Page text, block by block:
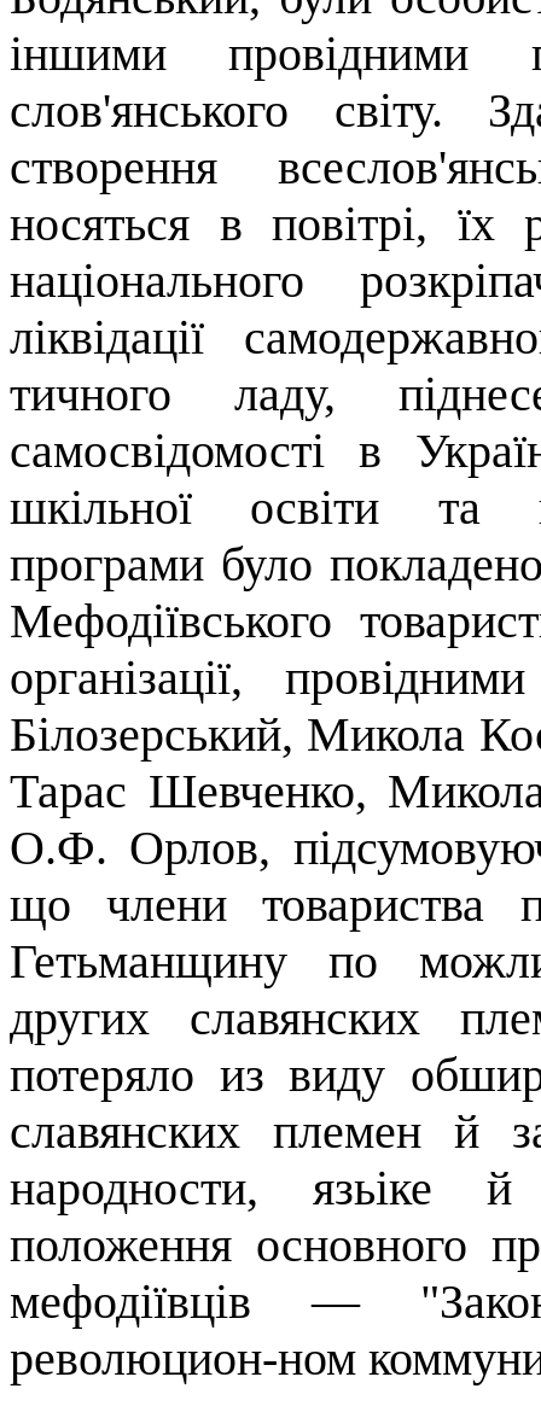
іншими провідними
слов'янського світу.
створення
носяться в повітрі, їх
національного
ліквідації
тичного ладу,
самосвідомості в
шкільної освіти та
програми було
Мефодіївського
організації,
Білозерський, Микола
Тарас Шевченко,
О.Ф. Орлов,
що члени товариства
Гетьманщину по
других славянских
потеряло из виду
сла­вянских племен й
народности, язьіке
положення основного
мефодіївців —
революцион-ном